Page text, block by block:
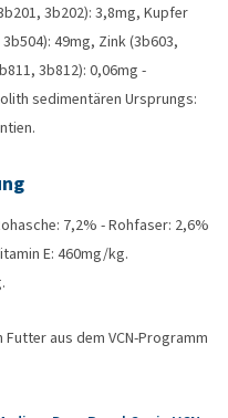
3b202): 3,8mg, Kupfer
49mg, Zink (3b603,
3b812): 0,06mg -
sedimentären Ursprungs:
7,2% - Rohfaser: 2,6%
E: 460mg/kg.
aus dem VCN-Programm